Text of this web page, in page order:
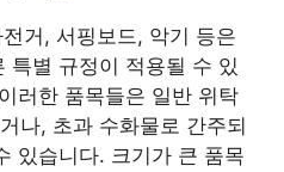
거, 서핑보드, 악기 등은
특별 규정이 적용될 수 있
러한 품목들은 일반 위탁
나, 초과 수화물로 간주되
있습니다. 크기가 큰 품목